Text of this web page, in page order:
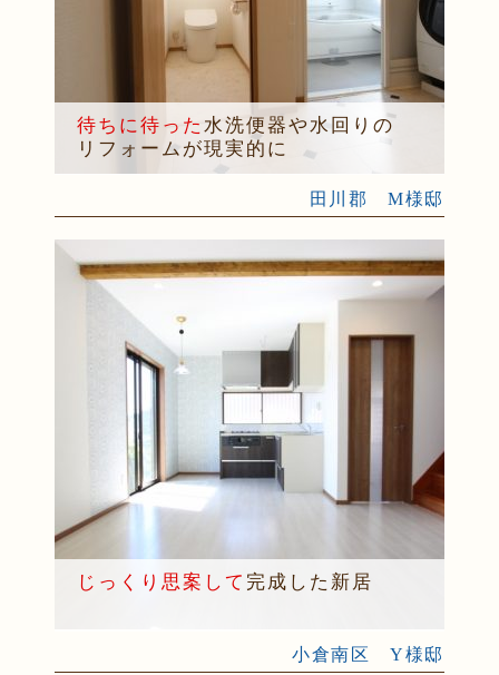
待ちに待った 水洗便器や水回りの
リフォームが現実的に
田川郡 M様邸
じっくり思案して 完成した新居
小倉南区 Y様邸